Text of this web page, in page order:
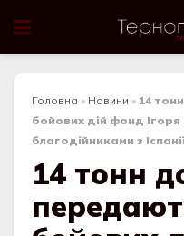
Головна » Новини » 14
бойових дій фонд
благодійниками з
14 тонн